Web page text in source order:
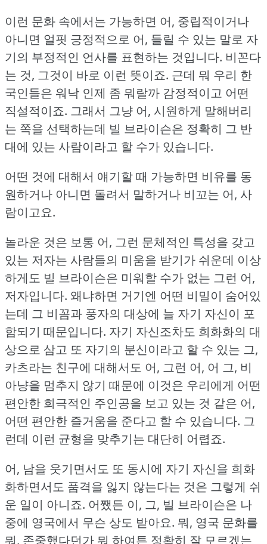
이런 문화 속에서는 가능하면 어, 중립적이거나
아니면 얼핏 긍정적으로 어, 들릴 수 있는 말로 자
기의 부정적인 언사를 표현하는 것입니다. 비꼰다
는 것, 그것이 바로 이런 뜻이죠. 근데 뭐 우리 한
국인들은 워낙 인제 좀 뭐랄까 감정적이고 어떤
직설적이죠. 그래서 그냥 어, 시원하게 말해버리
는 쪽을 선택하는데 빌 브라이슨은 정확히 그 반
대에 있는 사람이라고 할 수가 있습니다.
어떤 것에 대해서 얘기할 때 가능하면 비유를 동
원하거나 아니면 돌려서 말하거나 비꼬는 어, 사
람이고요.
놀라운 것은 보통 어, 그런 문체적인 특성을 갖고
있는 저자는 사람들의 미움을 받기가 쉬운데 이상
하게도 빌 브라이슨은 미워할 수가 없는 그런 어,
저자입니다. 왜냐하면 거기엔 어떤 비밀이 숨어있
는데 그 비꼼과 풍자의 대상에 늘 자기 자신이 포
함되기 때문입니다. 자기 자신조차도 희화화의 대
상으로 삼고 또 자기의 분신이라고 할 수 있는 그,
카츠라는 친구에 대해서도 어, 그런 어, 어 그, 비
아냥을 멈추지 않기 때문에 이것은 우리에게 어떤
편안한 희극적인 주인공을 보고 있는 것 같은 어,
어떤 편안한 즐거움을 준다고 할 수 있습니다. 그
런데 이런 균형을 맞추기는 대단히 어렵죠.
어, 남을 웃기면서도 또 동시에 자기 자신을 희화
화하면서도 품격을 잃지 않는다는 것은 그렇게 쉬
운 일이 아니죠. 어쨌든 이, 그, 빌 브라이슨은 나
중에 영국에서 무슨 상도 받아요. 뭐, 영국 문화를
뭐, 존중했다던가 뭐 하여튼 정확히 잘 모르겠는